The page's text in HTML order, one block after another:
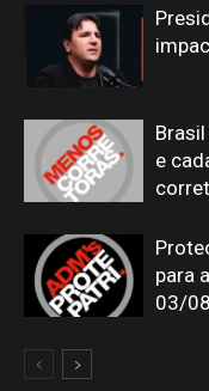
e
para
03/08